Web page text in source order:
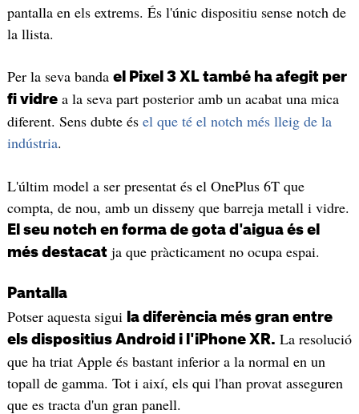
pantalla en els extrems. És l'únic dispositiu sense notch de
la llista.
Per la seva banda el Pixel 3 XL també ha afegit per
fi vidrea la seva part posterior amb un acabat una mica
diferent. Sens dubte és el que té el notch més lleig de la
indústria.
L'últim model a ser presentat és el OnePlus 6T que
compta, de nou, amb un disseny que barreja metall i vidre.
El seu notch en forma de gota d'aigua és el
més destacatja que pràcticament no ocupa espai.
Pantalla
Potser aquesta sigui
la diferència més gran entre
els dispositius Android i l'iPhone XR. La resolució
que ha triat Apple és bastant inferior a la normal en un
topall de gamma. Tot i així, els qui l'han provat asseguren
que es tracta d'un gran panell.